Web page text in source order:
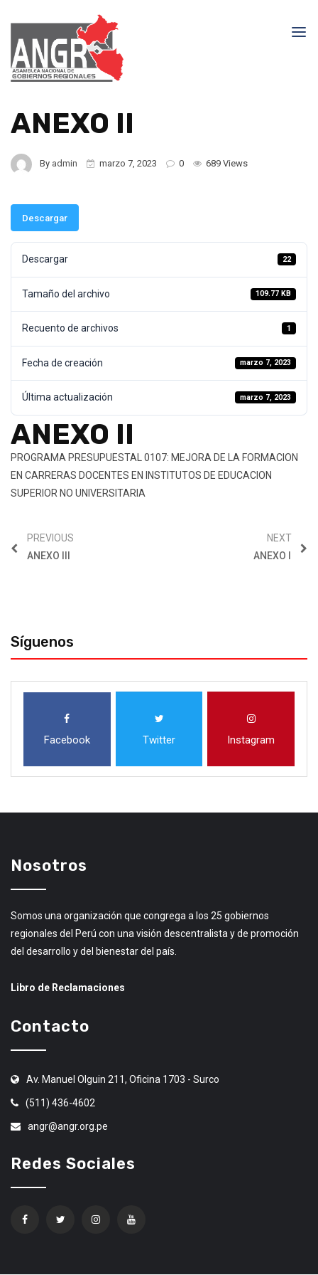
ANEXO II
By admin marzo 7, 2023 0 689 Views
Descargar
Descargar 22
Tamaño del archivo 109.77 KB
Recuento de archivos 1
Fecha de creación marzo 7, 2023
Última actualización marzo 7, 2023
ANEXO II
PROGRAMA PRESUPUESTAL 0107: MEJORA DE LA FORMACION
EN CARRERAS DOCENTES EN INSTITUTOS DE EDUCACION
SUPERIOR NO UNIVERSITARIA
PREVIOUS
ANEXO III
NEXT
ANEXO I
Síguenos
Facebook Twitter Instagram
Nosotros
Somos una organización que congrega a los 25 gobiernos
regionales del Perú con una visión descentralista y de promoción
del desarrollo y del bienestar del país.
Libro de Reclamaciones
Contacto
Av. Manuel Olguin 211, Oficina 1703 - Surco
(511) 436-4602
angr@angr.org.pe
Redes Sociales